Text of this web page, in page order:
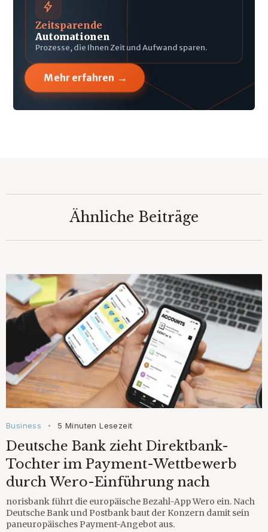
Zeitsparende
Automationen
Prozesse, die Ihnen Zeit und Aufwand sparen.
Mehr erfahren →
Ähnliche Beiträge
Business • 5 Minuten Lesezeit
Deutsche Bank zieht Direktbank-
Tochter im Payment-Wettbewerb
durch Wero-Einführung nach
norisbank führt die europäische Bezahl-App Wero ein. Nach
Deutsche Bank und Postbank baut der Konzern damit sein
paneuropäisches Payment-Angebot aus.